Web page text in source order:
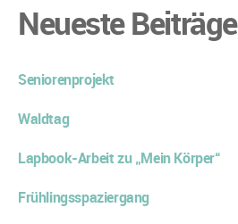
Neueste Beiträge
Seniorenprojekt
Waldtag
Lapbook-Arbeit zu „Mein Körper“
Frühlingsspaziergang